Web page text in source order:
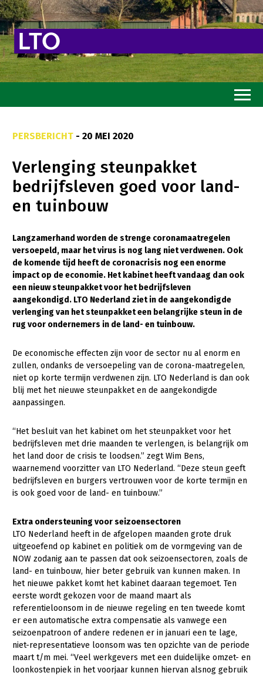
Goed eten
Mooi groen
Sterk ondernemerschap
Transitiepaden
Thema’s
Gezonde planten
Gezonde dieren
Natuur, klimaat en energie
Platteland en omgeving
Mens, ondernemerschap en onderwijs
Internationaal
Sectoren
Dier
Biologische Landbouw
Kalverhouderij
Konijnenhouderij
Melkveehouderij
Paardenhouderij
Pluimveehouderij
Schapenhouderij
Varkenshouderij
Vleesveehouderij
PERSBERICHT - 20 MEI 2020
Verlenging steunpakket
bedrijfsleven goed voor land-
en tuinbouw
Langzamerhand worden de strenge coronamaatregelen
versoepeld, maar het virus is nog lang niet verdwenen. Ook
de komende tijd heeft de coronacrisis nog een enorme
impact op de economie. Het kabinet heeft vandaag dan ook
een nieuw steunpakket voor het bedrijfsleven
aangekondigd. LTO Nederland ziet in de aangekondigde
verlenging van het steunpakket een belangrijke steun in de
rug voor ondernemers in de land- en tuinbouw.
De economische effecten zijn voor de sector nu al enorm en
zullen, ondanks de versoepeling van de corona-maatregelen,
niet op korte termijn verdwenen zijn. LTO Nederland is dan ook
blij met het nieuwe steunpakket en de aangekondigde
aanpassingen.
“Het besluit van het kabinet om het steunpakket voor het
bedrijfsleven met drie maanden te verlengen, is belangrijk om
het land door de crisis te loodsen.” zegt Wim Bens,
waarnemend voorzitter van LTO Nederland. “Deze steun geeft
bedrijfsleven en burgers vertrouwen voor de korte termijn en
is ook goed voor de land- en tuinbouw.”
Extra ondersteuning voor seizoensectoren
LTO Nederland heeft in de afgelopen maanden grote druk
uitgeoefend op kabinet en politiek om de vormgeving van de
NOW zodanig aan te passen dat ook seizoensectoren, zoals de
land- en tuinbouw, hier beter gebruik van kunnen maken. In
het nieuwe pakket komt het kabinet daaraan tegemoet. Ten
eerste wordt gekozen voor de maand maart als
referentieloonsom in de nieuwe regeling en ten tweede komt
er een automatische extra compensatie als vanwege een
seizoenpatroon of andere redenen er in januari een te lage,
niet-representatieve loonsom was ten opzichte van de periode
maart t/m mei. “Veel werkgevers met een duidelijke omzet- en
loonkostenpiek in het voorjaar kunnen hiervan alsnog gebruik